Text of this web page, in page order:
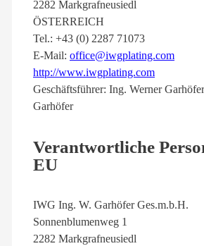
2282 Markgrafneusiedl
ÖSTERREICH
Tel.: +43 (0) 2287 71073
E-Mail: office@iwgplating.com
http://www.iwgplating.com
Geschäftsführer: Ing. Werner
Garhöfer
Verantwortliche
EU
IWG Ing. W. Garhöfer Ges.m.b.H.
Sonnenblumenweg 1
2282 Markgrafneusiedl